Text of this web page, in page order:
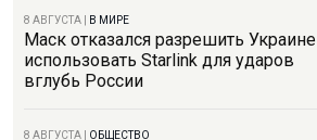
8 АВГУСТА В МИРЕ
Маск отказался разрешить Украине
использовать Starlink для ударов
вглубь России
8 АВГУСТА ОБЩЕСТВО